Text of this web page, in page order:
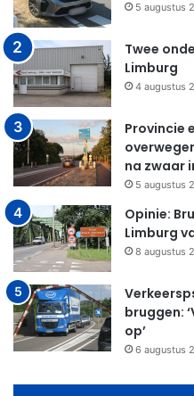
5 augustus
Twee
Limburg
4 augustus
Provincie
na zwaar
5 augustus
Opinie:
Limburg
8 augustus
bruggen:
op’
6 augustus